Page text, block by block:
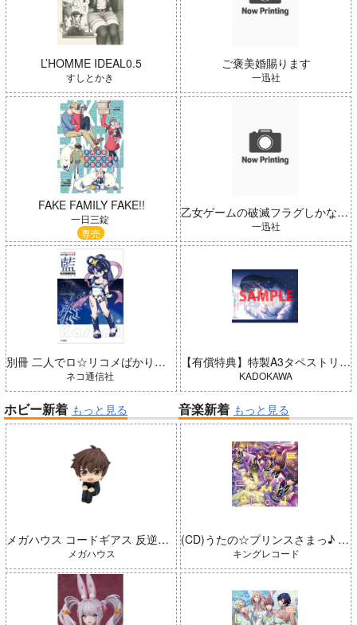
Summer Challenger/水瀬いの
春夏秋冬代行者 春の舞
アイドルマスター ミリオンラ
イブ！
「魔法少女リリカルなのは EX
CEEDS Gun Blaze Vengeanc
e」オープニングテーマ CRIM
SON BULLET/水樹奈々
L’HOMME IDEAL0.5
すしとかき
FAKE FAMILY FAKE!!
一日三錠
専売
別冊 二人でロ☆リコメばかり描いていた 藍（五藤加純イラストCollection）
ネコ通信社
ご褒美婚賜ります
一迅社
乙女ゲームの破滅フラグしかない悪役 16
一迅社
【有償特典】特製A3タペストリー（＃ラブコメ好きとこっそり繋がりたい）
KADOKAWA
ホビー新着 もっと見る
メガハウス コードギアス 反逆のルルーシュ るかっぷ 枢木スザク 完成品
メガハウス
音楽新着 もっと見る
(CD)うたの☆プリンスさまっ♪ LIVE EMOTION 2nd Anniversary CD レン・翔・セシル・嶺二・綺羅
キングレコード